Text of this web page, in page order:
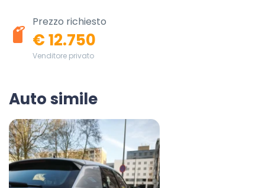
Prezzo richiesto
€ 12.750
Venditore privato
Auto simile